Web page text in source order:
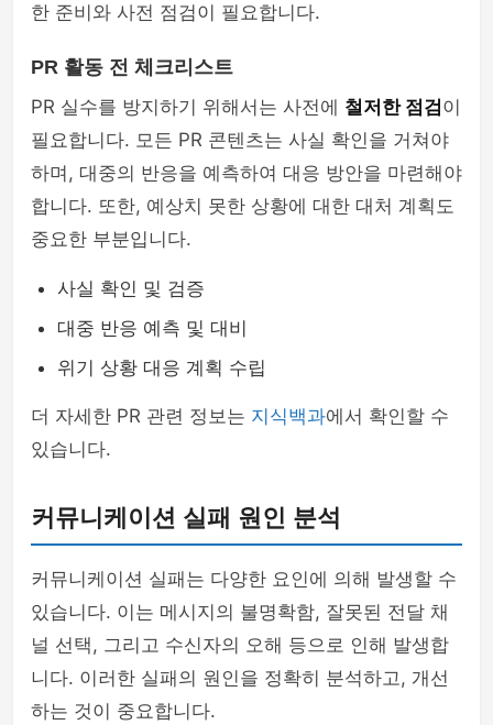
한 준비와 사전 점검이 필요합니다.
PR 활동 전 체크리스트
PR 실수를 방지하기 위해서는 사전에 철저한 점검이
필요합니다. 모든 PR 콘텐츠는 사실 확인을 거쳐야
하며, 대중의 반응을 예측하여 대응 방안을 마련해야
합니다. 또한, 예상치 못한 상황에 대한 대처 계획도
중요한 부분입니다.
사실 확인 및 검증
대중 반응 예측 및 대비
위기 상황 대응 계획 수립
더 자세한 PR 관련 정보는 지식백과에서 확인할 수
있습니다.
커뮤니케이션 실패 원인 분석
커뮤니케이션 실패는 다양한 요인에 의해 발생할 수
있습니다. 이는 메시지의 불명확함, 잘못된 전달 채
널 선택, 그리고 수신자의 오해 등으로 인해 발생합
니다. 이러한 실패의 원인을 정확히 분석하고, 개선
하는 것이 중요합니다.